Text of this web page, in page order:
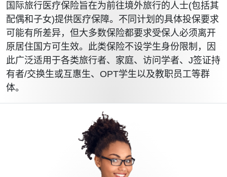
国际旅行医疗保险旨在为前往境外旅行的人士(包括其
配偶和子女)提供医疗保障。不同计划的具体投保要求
可能有所差异，但大多数保险都要求受保人必须离开
原居住国方可生效。此类保险不设学生身份限制，因
此广泛适用于各类旅行者、家庭、访问学者、J签证持
有者/交换生或互惠生、OPT学生以及教职员工等群
体。